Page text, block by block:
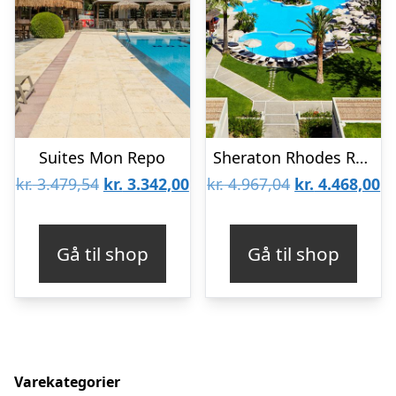
Suites Mon Repo
kr.3.479,54 Den
var:
kr. 3.479,54.
kr. 3.342,00Den
kr. 3.342,00.
Gå til shop
Sheraton Rhodes Resort Hotel
kr.4.967,04 Den
var:
kr. 4.967,04.
kr. 4.468,00
Gå til shop
Varekategorier